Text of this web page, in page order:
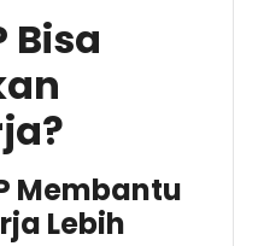
Bisa
Membantu
Lebih